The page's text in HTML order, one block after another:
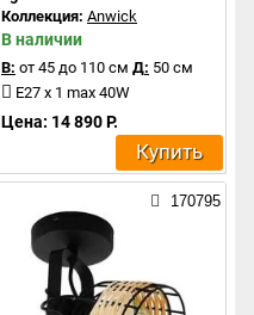
Коллекция: Anwick
В наличии
В: от 45 до 110 см Д: 50 см
E27 x 1 max 40W
Цена: 14 890 Р.
Купить
170795